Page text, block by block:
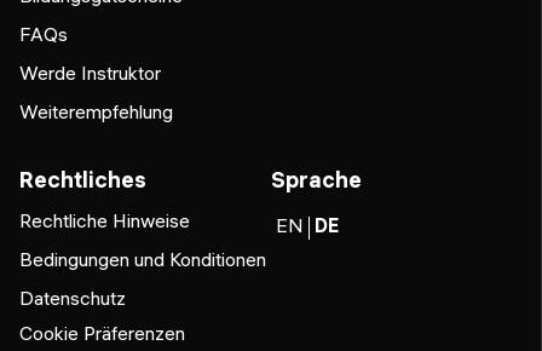
FAQs
Werde Instruktor
Weiterempfehlung
Rechtliches
Rechtliche Hinweise
Bedingungen und Konditionen
Datenschutz
Cookie Präferenzen
Sprache
EN DE